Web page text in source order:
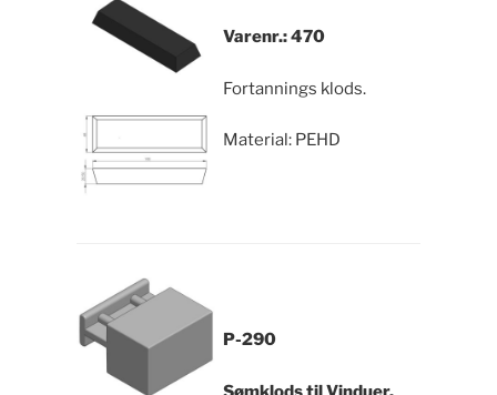
Varenr.: 470
Fortannings klods.
Material: PEHD
P-290